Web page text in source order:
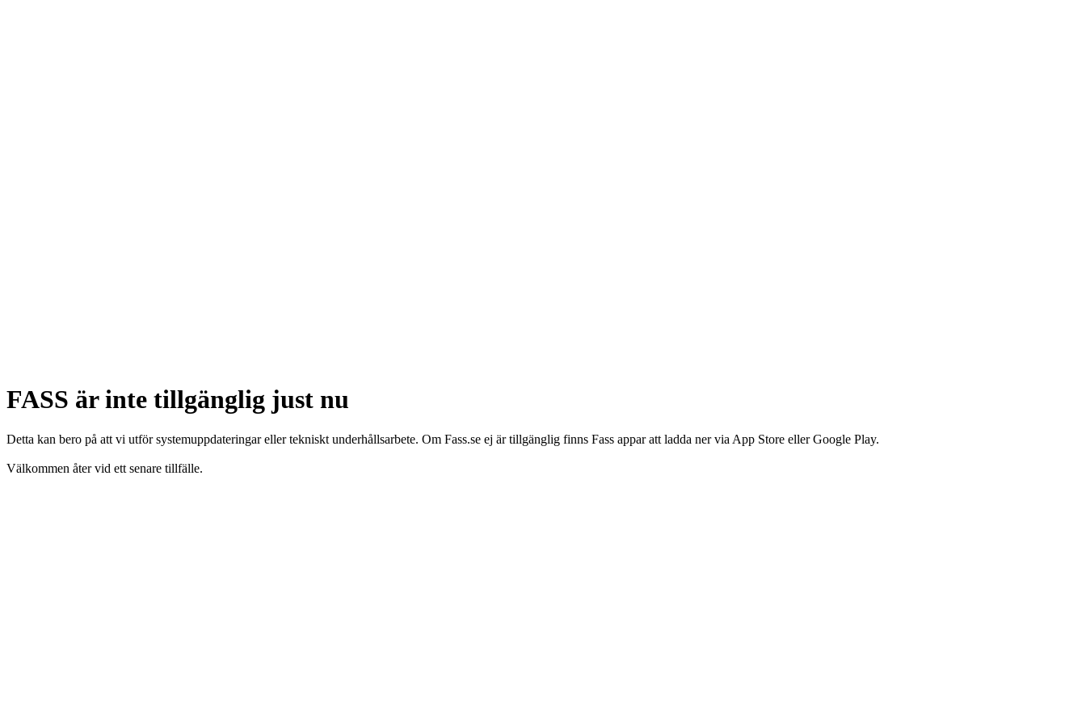
FASS är inte tillgänglig just nu
Detta kan bero på att vi utför systemuppdateringar eller tekniskt underhållsarbete. Om Fass.se ej är tillgänglig finns Fass appar att ladda ner via App Store eller Google Play.
Välkommen åter vid ett senare tillfälle.